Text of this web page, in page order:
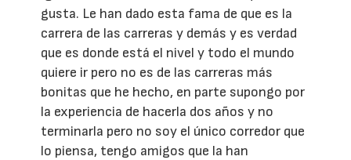
gusta. Le han dado esta fama de que es la
carrera de las carreras y demás y es verdad
que es donde está el nivel y todo el mundo
quiere ir pero no es de las carreras más
bonitas que he hecho, en parte supongo por
la experiencia de hacerla dos años y no
terminarla pero no soy el único corredor que
lo piensa, tengo amigos que la han